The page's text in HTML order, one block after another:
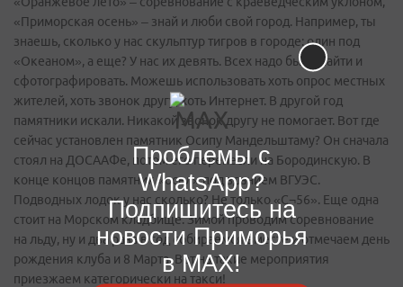
«Приморская осень» – знай и люби свой город. Например, ты
знаешь, сколько у нас скульптур тигров в городе: один под
«Океаном», а еще? У нас их девять. Всех надо было найти и
сфотографировать. Можешь использовать хоть опрос местных
жителей, хоть звонок другу, хоть Интернет. В другой год
памятники искали. Никакой звонок другу не помогает. Вот где
сейчас установлен памятник Осипу Мандельштаму? Он сначала
стоял на ДОСААФе, потом его перенесли на Бородинскую. В
конце концов памятник «осел» под зданием ВГУЭС.
Подводных лодок у нас сколько? Не только «С¬56». Еще одна
стоит на Морском кладбище. Зимой проводим соревнование
на льду, ну и два раза в год собираемся вместе и отмечаем день
рождения клуба и 8 Марта. Вот на такие мероприятия
приезжаем категорически на такси!
Проблемы с
WhatsApp?
Подпишитесь на
новости Приморья
в MAX!